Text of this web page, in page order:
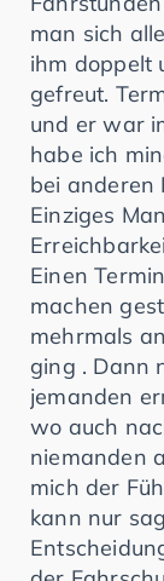
man sich
ihm doppelt
gefreut.
und er war
habe ich
bei anderen
Einziges
Einen
machen
mehrmals
ging . Dann
jemanden
wo auch
niemanden
mich der
kann nur